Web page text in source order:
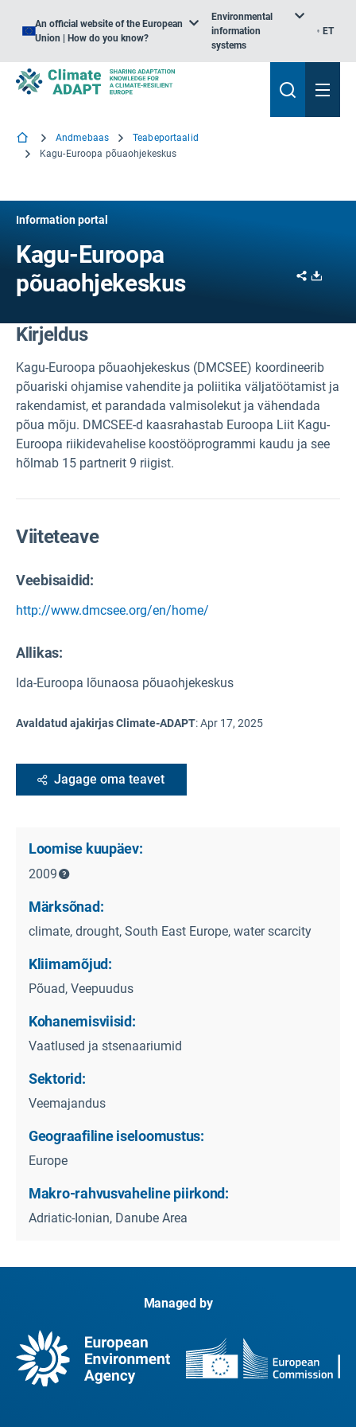
An official website of the European
Union | How do you know?
Environmental
information
systems
ET
Andmebaas
Teabeportaalid
Kagu-Euroopa põuaohjekeskus
Information portal
Kagu-Euroopa
põuaohjekeskus
Share
Kirjeldus
Kagu-Euroopa põuaohjekeskus (DMCSEE) koordineerib
põuariski ohjamise vahendite ja poliitika väljatöötamist ja
rakendamist, et parandada valmisolekut ja vähendada
põua mõju. DMCSEE-d kaasrahastab Euroopa Liit Kagu-
Euroopa riikidevahelise koostööprogrammi kaudu ja see
hõlmab 15 partnerit 9 riigist.
Viiteteave
Veebisaidid:
http://www.dmcsee.org/en/home/
Allikas:
Ida-Euroopa lõunaosa põuaohjekeskus
Avaldatud ajakirjas Climate-ADAPT:Apr 17, 2025
Jagage oma teavet
Loomise kuupäev:
2009
Märksõnad:
climate, drought, South East Europe, water scarcity
Kliimamõjud:
Põuad, Veepuudus
Kohanemisviisid:
Vaatlused ja stsenaariumid
Sektorid:
Veemajandus
Geograafiline iseloomustus:
Europe
Makro-rahvusvaheline piirkond:
Adriatic-Ionian, Danube Area
Managed by